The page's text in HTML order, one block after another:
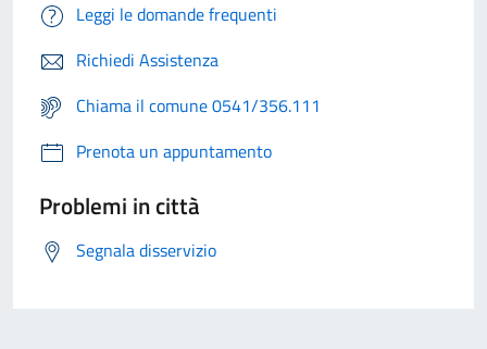
Leggi le domande frequenti
Richiedi Assistenza
Chiama il comune 0541/356.111
Prenota un appuntamento
Problemi in città
Segnala disservizio